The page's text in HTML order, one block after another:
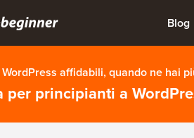
Blog
affidabili, quando ne hai
per principianti a